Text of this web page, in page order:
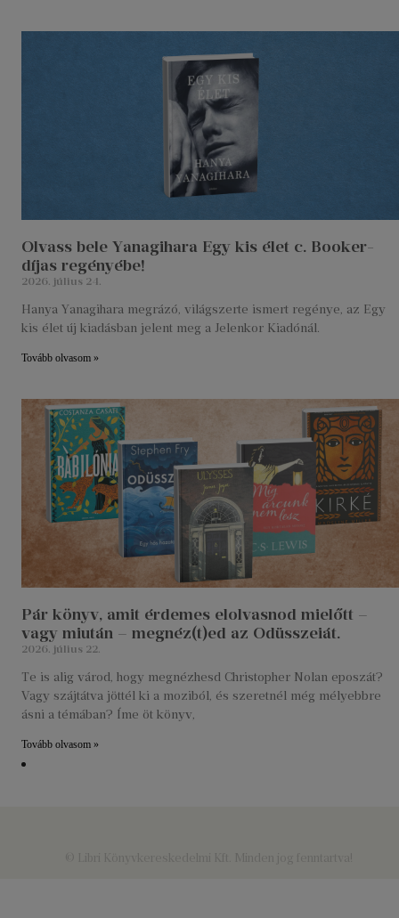
Olvass bele Yanagihara Egy kis élet c. Booker-
díjas regényébe!
2026. július 24.
Hanya Yanagihara megrázó, világszerte ismert regénye, az Egy
kis élet új kiadásban jelent meg a Jelenkor Kiadónál.
Tovább olvasom »
Pár könyv, amit érdemes elolvasnod mielőtt –
vagy miután – megnéz(t)ed az Odüsszeiát.
2026. július 22.
Te is alig várod, hogy megnézhesd Christopher Nolan eposzát?
Vagy szájtátva jöttél ki a moziból, és szeretnél még mélyebbre
ásni a témában? Íme öt könyv,
Tovább olvasom »